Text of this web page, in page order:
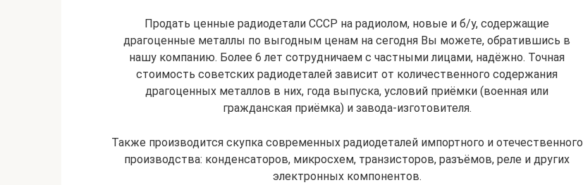
Продать ценные радиодетали СССР на радиолом, новые и б/у, содержащие
драгоценные металлы по выгодным ценам на сегодня Вы можете, обратившись в
нашу компанию. Более 6 лет сотрудничаем с частными лицами, надёжно. Точная
стоимость советских радиодеталей зависит от количественного содержания
драгоценных металлов в них, года выпуска, условий приёмки (военная или
гражданская приёмка) и завода-изготовителя.
Также производится скупка современных радиодеталей импортного и отечественного
производства: конденсаторов, микросхем, транзисторов, разъёмов, реле и других
электронных компонентов.